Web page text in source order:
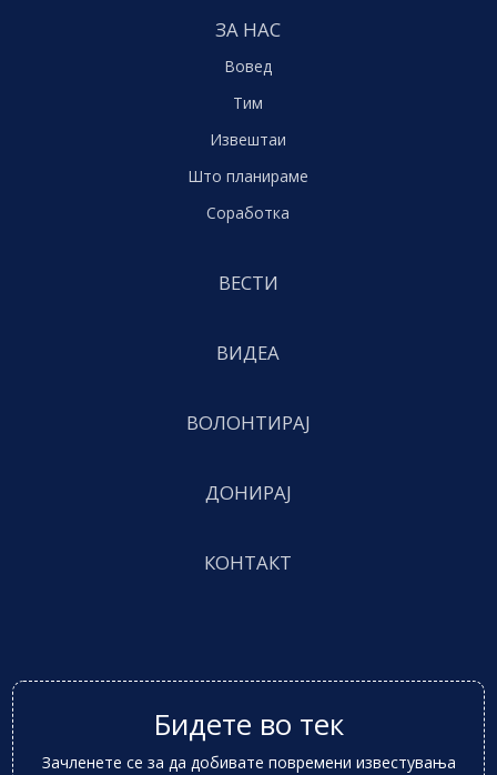
ЗА НАС
Вовед
Тим
Извештаи
Што планираме
Соработка
ВЕСТИ
ВИДЕА
ВОЛОНТИРАЈ
ДОНИРАЈ
КОНТАКТ
Бидете во тек
Зачленете се за да добивате повремени известувања